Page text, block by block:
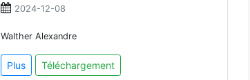
2024-12-08
Walther Alexandre
Plus Téléchargement